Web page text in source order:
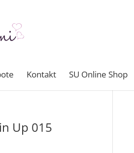
Kontakt SU Online Shop
Up 015